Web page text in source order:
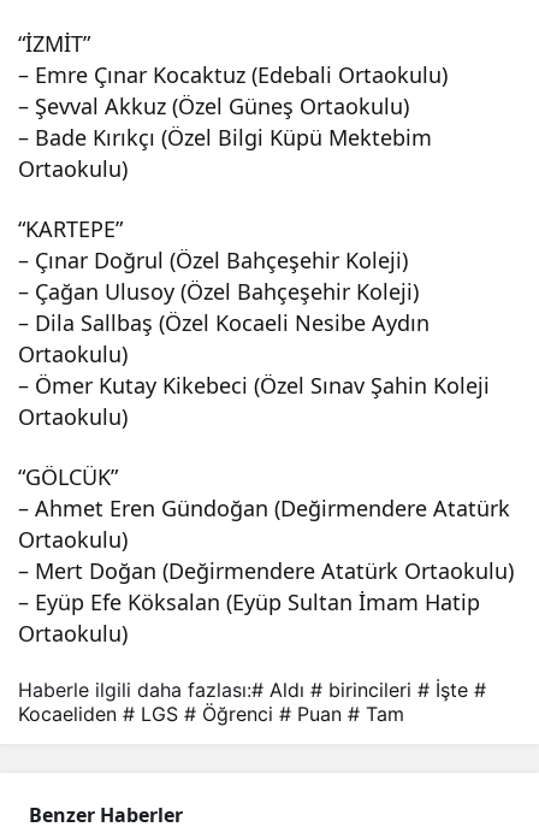
“İZMİT”
– Emre Çınar Kocaktuz (Edebali Ortaokulu)
– Şevval Akkuz (Özel Güneş Ortaokulu)
– Bade Kırıkçı (Özel Bilgi Küpü Mektebim
Ortaokulu)
“KARTEPE”
– Çınar Doğrul (Özel Bahçeşehir Koleji)
– Çağan Ulusoy (Özel Bahçeşehir Koleji)
– Dila Sallbaş (Özel Kocaeli Nesibe Aydın
Ortaokulu)
– Ömer Kutay Kikebeci (Özel Sınav Şahin Koleji
Ortaokulu)
“GÖLCÜK”
– Ahmet Eren Gündoğan (Değirmendere Atatürk
Ortaokulu)
– Mert Doğan (Değirmendere Atatürk Ortaokulu)
– Eyüp Efe Köksalan (Eyüp Sultan İmam Hatip
Ortaokulu)
Haberle ilgili daha fazlası:# Aldı # birincileri # İşte #
Kocaeliden # LGS # Öğrenci # Puan # Tam
Benzer Haberler